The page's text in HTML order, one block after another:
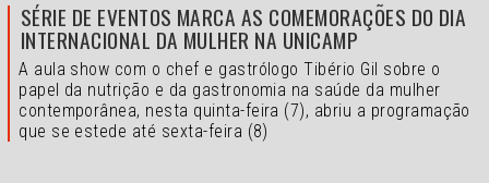
SÉRIE DE EVENTOS MARCA AS COMEMORAÇÕES DO DIA
INTERNACIONAL DA MULHER NA UNICAMP
A aula show com o chef e gastrólogo Tibério Gil sobre o
papel da nutrição e da gastronomia na saúde da mulher
contemporânea, nesta quinta-feira (7), abriu a programação
que se estede até sexta-feira (8)